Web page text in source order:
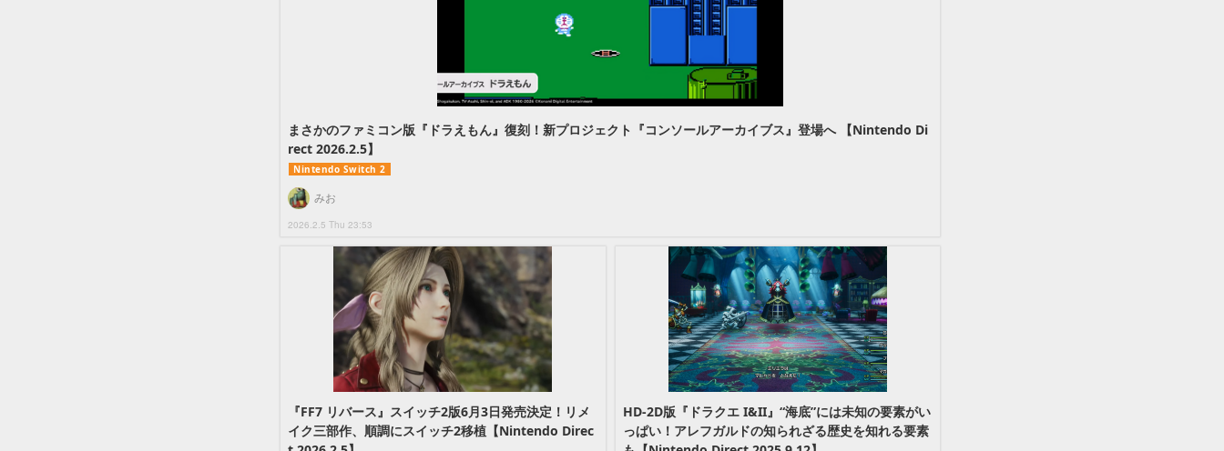
まさかのファミコン版『ドラえもん』復刻！新プロジェクト『コンソールアーカイブス』登場へ 【Nintendo Di
rect 2026.2.5】
Nintendo Switch 2
2026.2.5 Thu 23:53
みお
『FF7 リバース』スイッチ2版6月3日発売決定！リメ
イク三部作、順調にスイッチ2移植【Nintendo Direc
HD-2D版『ドラクエ I&II』“海底”には未知の要素がい
っぱい！アレフガルドの知られざる歴史を知れる要素